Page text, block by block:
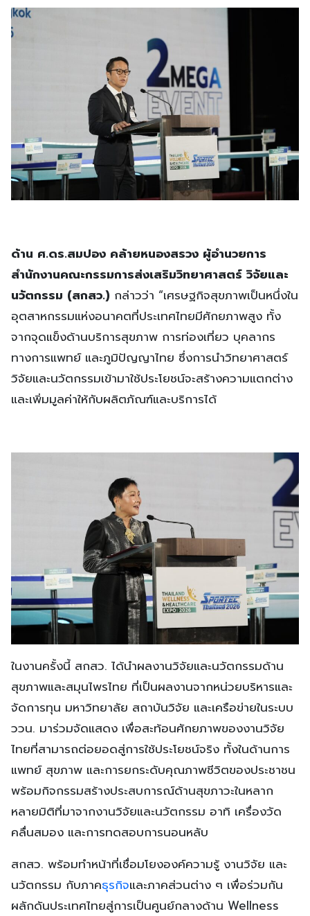
ด้าน ศ.ดร.สมปอง คล้ายหนองสรวง ผู้อำนวยการ
สำนักงานคณะกรรมการส่งเสริมวิทยาศาสตร์ วิจัยและ
นวัตกรรม (สกสว.) กล่าวว่า “เศรษฐกิจสุขภาพเป็นหนึ่งใน
อุตสาหกรรมแห่งอนาคตที่ประเทศไทยมีศักยภาพสูง ทั้ง
จากจุดแข็งด้านบริการสุขภาพ การท่องเที่ยว บุคลากร
ทางการแพทย์ และภูมิปัญญาไทย ซึ่งการนำวิทยาศาสตร์
วิจัยและนวัตกรรมเข้ามาใช้ประโยชน์จะสร้างความแตกต่าง
และเพิ่มมูลค่าให้กับผลิตภัณฑ์และบริการได้
ในงานครั้งนี้ สกสว. ได้นำผลงานวิจัยและนวัตกรรมด้าน
สุขภาพและสมุนไพรไทย ที่เป็นผลงานจากหน่วยบริหารและ
จัดการทุน มหาวิทยาลัย สถาบันวิจัย และเครือข่ายในระบบ
ววน. มาร่วมจัดแสดง เพื่อสะท้อนศักยภาพของงานวิจัย
ไทยที่สามารถต่อยอดสู่การใช้ประโยชน์จริง ทั้งในด้านการ
แพทย์ สุขภาพ และการยกระดับคุณภาพชีวิตของประชาชน
พร้อมกิจกรรมสร้างประสบการณ์ด้านสุขภาวะในหลาก
หลายมิติที่มาจากงานวิจัยและนวัตกรรม อาทิ เครื่องวัด
คลื่นสมอง และการทดสอบการนอนหลับ
สกสว. พร้อมทำหน้าที่เชื่อมโยงองค์ความรู้ งานวิจัย และ
นวัตกรรม กับภาคธุรกิจและภาคส่วนต่าง ๆ เพื่อร่วมกัน
ผลักดันประเทศไทยสู่การเป็นศูนย์กลางด้าน Wellness